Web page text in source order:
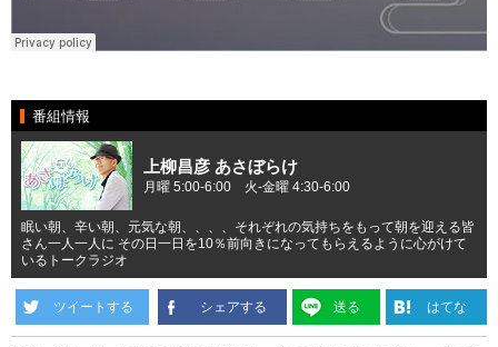
番組情報
上柳昌彦 あさぼらけ
月曜 5:00-6:00 火-金曜 4:30-6:00
眠い朝、辛い朝、元気な朝、、、、それぞれの気持ちをもって朝を迎える皆
さん一人一人に その日一日を10％前向きになってもらえるように心がけて
いるトークラジオ
ツイートする シェアする 送る はてな